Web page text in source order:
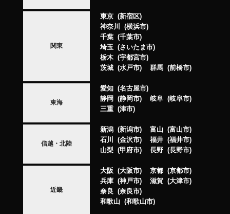
関東
東京
新宿区
神奈川
横浜市
千葉
千葉市
埼玉
さいたま市
栃木
宇都宮市
茨城
水戸市 群馬 前橋市
東海
愛知
名古屋市
静岡
静岡市 岐阜
岐阜市
三重
津市
信越・北陸
新潟 新潟市 富山
富山市
石川
金沢市 福井
福井市
山梨
甲府市 長野 長野市
近畿
大阪 大阪市 京都
京都市
兵庫
神戸市 滋賀
大津市
奈良
奈良市
和歌山
和歌山市